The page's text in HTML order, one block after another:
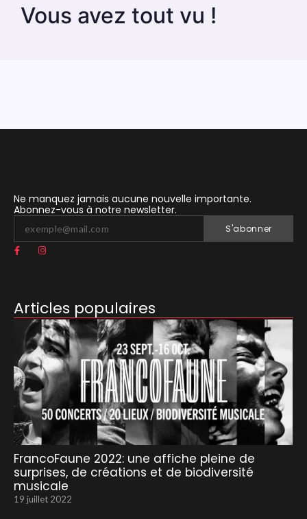
Vous avez tout vu !
Ne manquez jamais aucune nouvelle importante.
Abonnez-vous à notre newsletter.
S'abonner
Articles populaires
FrancoFaune 2022: une affiche pleine de
surprises, de créations et de biodiversité
musicale
19 juillet 2022